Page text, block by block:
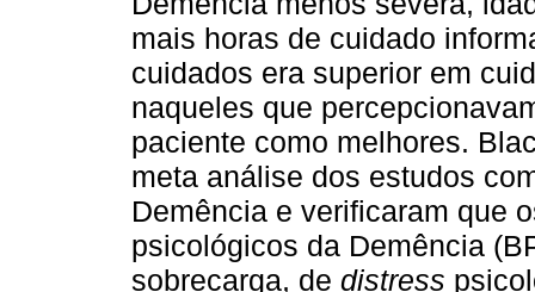
mais horas de cuidado
cuidados era superior em
naqueles que
paciente como melhores.
meta análise dos estudos
Demência e verificaram que
psicológicos da Demência
sobrecarga, de distress